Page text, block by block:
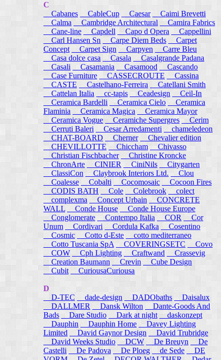
C
Cabanes
CableCup Caesar
Caimi Brevetti
Calma
Cambridge Architectural
Camira Fabrics
Cane-line
Capdell Capo d Opera
Cappellini
Carl Hansen Sn
Carpe Diem Beds
Carpet
Concept
Carpet Sign Carpyen
Carre Bleu
Casa dolce casa
Casala
Casalgrande Padana
Casali
Casamania Casamood
Cascando
Case Furniture
CASSECROUTE
Cassina
CASTE
Castelhano-Ferreira
Catellani Smith
Cattelan Italia
cc-tapis Ceadesign
Ceil-In
Ceramica Bardelli
Ceramica Cielo
Ceramica
Flaminia
Ceramica Magica
Ceramica Mayor
Ceramica Vogue
Ceramiche Supergres Cerim
Cerruti Baleri
Cesar Arredamenti
chameledeon
CHAT-BOARD
Cherner
Chevalier edition
CHEVILLOTTE
Chiccham
Chivasso
Christian Fischbacher
Christine Kroncke
ChronArte
CINIER CiniNils
Citygarten
ClassiCon
Claybrook Interiors Ltd.
Clou
Coalesse
Cobalti Cocomosaic
Cocoon Fires
CODIS BATH
Cole Colebrook
colect
complexma
Concept Urbain
CONCRETE
WALL
Conde House
Conde House Europe
Conglomerate
Contempo Italia COR
Cor
Unum
Cordivari Cordula Kafka
Cosentino
Cosmic
Cotto d-Este
cotto mediterraneo
Cotto Tuscania SpA
COVERINGSETC
Covo
COW
Cph Lighting Craftwand
Crassevig
Creation Baumann
Crevin
Cube Design
Cubit
CuriousaCuriousa
D
D-TEC
dade-design DADObaths
Daisalux
DALLMER
Dansk Wilton
Dante-Goods And
Bads
Dare Studio Dark at night
daskonzept
Dauphin
Dauphin Home
Davey Lighting
Limited
David Gaynor Design
David Trubridge
David Weeks Studio
DCW De Breuyn
De
Castelli
De Padova De Ploeg de Sede
DE